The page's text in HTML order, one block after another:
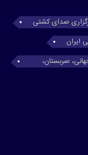
صدای کشتی
ایران
صربستان،